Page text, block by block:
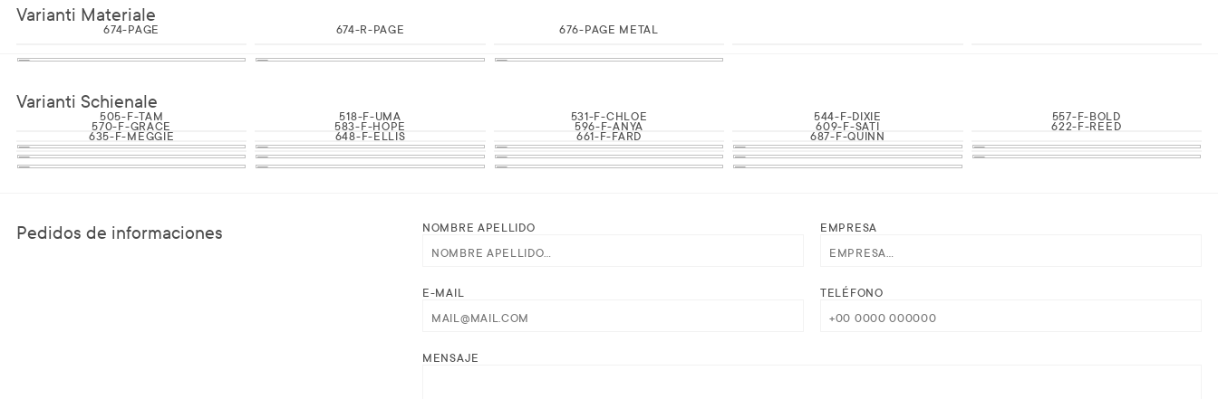
Varianti Materiale
674-PAGE 674-R-PAGE 676-PAGE METAL
Varianti Schienale
505-F-TAM 518-F-UMA 531-F-CHLOE 544-F-DIXIE 557-F-BOLD
570-F-GRACE 583-F-HOPE 596-F-ANYA 609-F-SATI 622-F-REED
635-F-MEGGIE 648-F-ELLIS 661-F-FARD 687-F-QUINN
Pedidos de informaciones NOMBRE APELLIDO EMPRESA
E-MAIL TELÉFONO
MENSAJE